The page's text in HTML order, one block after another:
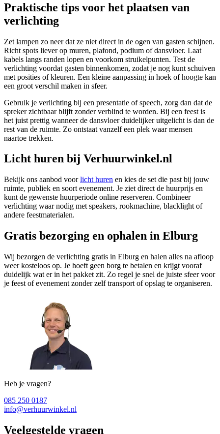
Praktische tips voor het plaatsen van
verlichting
Zet lampen zo neer dat ze niet direct in de ogen van gasten schijnen.
Richt spots liever op muren, plafond, podium of dansvloer. Laat
kabels langs randen lopen en voorkom struikelpunten. Test de
verlichting voordat gasten binnenkomen, zodat je nog kunt schuiven
met posities of kleuren. Een kleine aanpassing in hoek of hoogte kan
een groot verschil maken in sfeer.
Gebruik je verlichting bij een presentatie of speech, zorg dan dat de
spreker zichtbaar blijft zonder verblind te worden. Bij een feest is
het juist prettig wanneer de dansvloer duidelijker uitgelicht is dan de
rest van de ruimte. Zo ontstaat vanzelf een plek waar mensen
naartoe trekken.
Licht huren bij Verhuurwinkel.nl
Bekijk ons aanbod voorlicht huren en kies de set die past bij jouw
ruimte, publiek en soort evenement. Je ziet direct de huurprijs en
kunt de gewenste huurperiode online reserveren. Combineer
verlichting waar nodig met speakers, rookmachine, blacklight of
andere feestmaterialen.
Gratis bezorging en ophalen in Elburg
Wij bezorgen de verlichting gratis in Elburg en halen alles na afloop
weer kosteloos op. Je hoeft geen borg te betalen en krijgt vooraf
duidelijk wat er in het pakket zit. Zo regel je snel de juiste sfeer voor
je feest of evenement zonder zelf transport of opslag te organiseren.
Heb je vragen?
085 250 0187
info@verhuurwinkel.nl
Veelgestelde vragen